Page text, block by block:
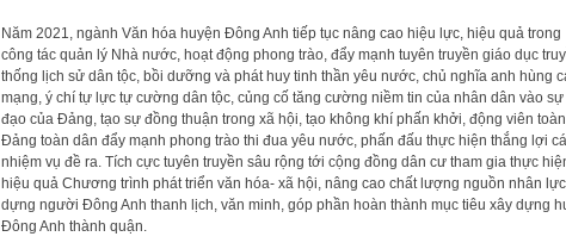
Năm 2021, ngành Văn hóa huyện Đông Anh tiếp tục nâng cao hiệu lực, hiệu quả trong
công tác quản lý Nhà nước, hoạt động phong trào, đẩy mạnh tuyên truyền giáo dục
thống lịch sử dân tộc, bồi dưỡng và phát huy tinh thần yêu nước, chủ nghĩa anh hùng
mạng, ý chí tự lực tự cường dân tộc, củng cố tăng cường niềm tin của nhân dân vào sự
đạo của Đảng, tạo sự đồng thuận trong xã hội, tạo không khí phấn khởi, động viên toàn
Đảng toàn dân đẩy mạnh phong trào thi đua yêu nước, phấn đấu thực hiện thắng lợi
nhiệm vụ đề ra. Tích cực tuyên truyền sâu rộng tới cộng đồng dân cư tham gia thực
hiệu quả Chương trình phát triển văn hóa- xã hội, nâng cao chất lượng nguồn nhân
dựng người Đông Anh thanh lịch, văn minh, góp phần hoàn thành mục tiêu xây dựng
Đông Anh thành quận.